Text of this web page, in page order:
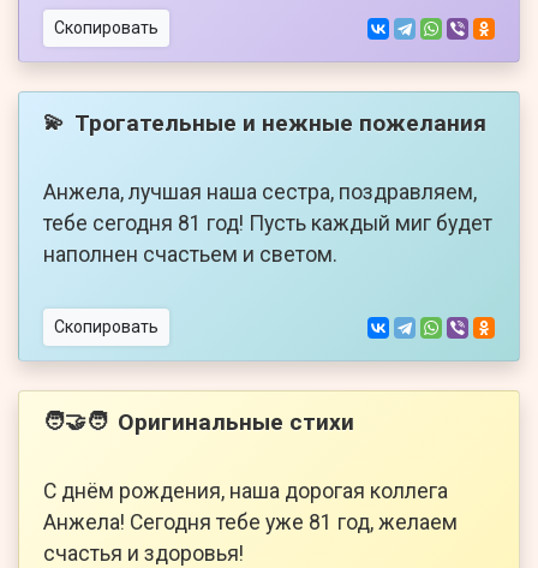
Скопировать
💫 Трогательные и нежные пожелания
Анжела, лучшая наша сестра, поздравляем,
тебе сегодня 81 год! Пусть каждый миг будет
наполнен счастьем и светом.
Скопировать
🧑‍🤝‍🧑 Оригинальные стихи
С днём рождения, наша дорогая коллега
Анжела! Сегодня тебе уже 81 год, желаем
счастья и здоровья!